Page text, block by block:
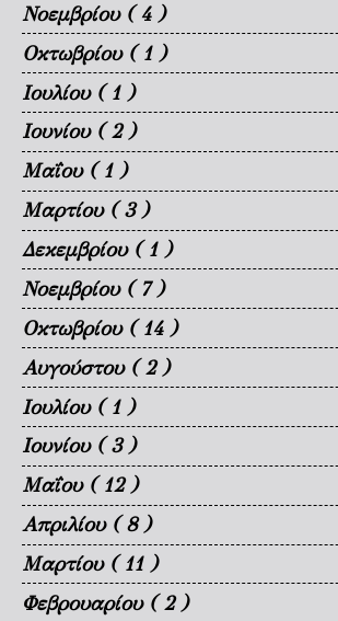
Νοεμβρίου ( 4 )
Οκτωβρίου ( 1 )
Ιουλίου ( 1 )
Ιουνίου ( 2 )
Μαΐου ( 1 )
Μαρτίου ( 3 )
Δεκεμβρίου ( 1 )
Νοεμβρίου ( 7 )
Οκτωβρίου ( 14 )
Αυγούστου ( 2 )
Ιουλίου ( 1 )
Ιουνίου ( 3 )
Μαΐου ( 12 )
Απριλίου ( 8 )
Μαρτίου ( 11 )
Φεβρουαρίου ( 2 )